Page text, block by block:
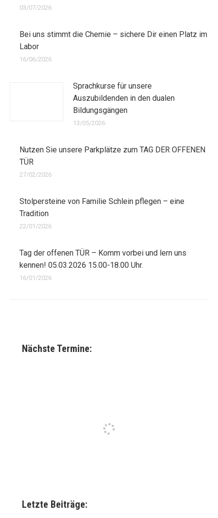
03/07/2026
Bei uns stimmt die Chemie – sichere Dir einen Platz im
Labor
16/06/2026
Sprachkurse für unsere
Auszubildenden in den dualen
Bildungsgängen
13/05/2026
Nutzen Sie unsere Parkplätze zum TAG DER OFFENEN
TÜR
27/02/2026
Stolpersteine von Familie Schlein pflegen – eine
Tradition
22/01/2026
Tag der offenen TÜR – Komm vorbei und lern uns
kennen! 05.03.2026 15.00-18.00 Uhr.
16/01/2026
Nächste Termine:
Letzte Beiträge: